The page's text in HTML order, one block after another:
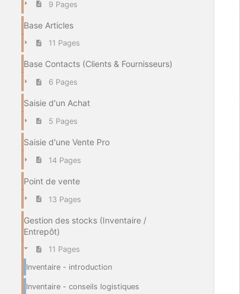
9 Pages
Base Articles
11 Pages
Base Contacts (Clients & Fournisseurs)
6 Pages
Saisie d'un Achat
5 Pages
Saisie d'une Vente Pro
14 Pages
Point de vente
13 Pages
Gestion des stocks (Inventaire /
Entrepôt)
11 Pages
Inventaire - introduction
Inventaire - conseils logistiques